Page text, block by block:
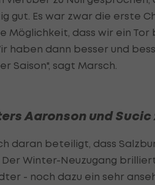
gut. Es war zwar die erste
Möglichkeit, dass wir ein
haben dann besser und
Saison", sagt Marsch.
Aaronson und
daran beteiligt, dass
Der Winter-Neuzugang
- noch dazu ein sehr